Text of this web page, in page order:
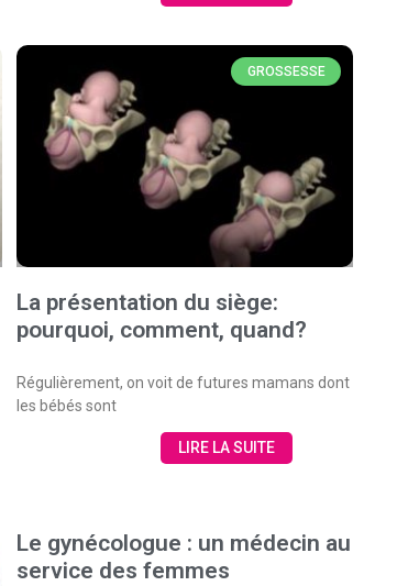
GROSSESSE
La présentation du siège:
pourquoi, comment, quand?
Régulièrement, on voit de futures mamans dont
les bébés sont
LIRE LA SUITE
Le gynécologue : un médecin au
service des femmes